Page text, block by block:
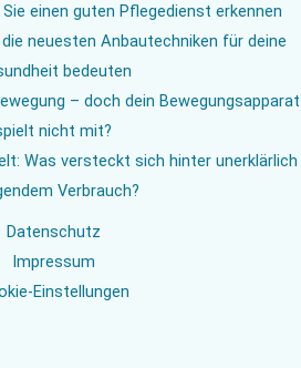
einen guten Pflegedienst erkennen
neuesten Anbautechniken für deine
bedeuten
– doch dein Bewegungsapparat
nicht mit?
Was versteckt sich hinter unerklärlich
Verbrauch?
Datenschutz
Impressum
Einstellungen